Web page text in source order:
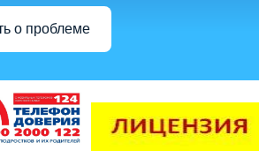
о проблеме